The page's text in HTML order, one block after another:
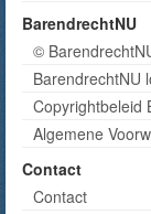
BarendrechtNU
©
BarendrechtNU
Copyrightbeleid
Algemene
Contact
Contact